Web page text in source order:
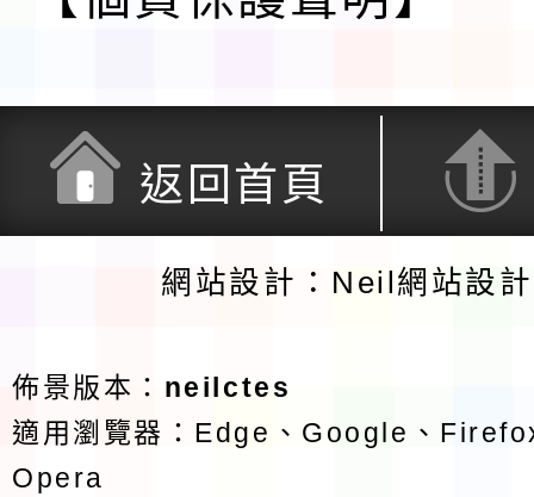
返回首頁
網站設計：Neil網站設
佈景版本： neilctes
適用瀏覽器：Edge、Google、
Opera